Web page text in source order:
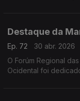
Destaque da
Ep. 72
30 abr. 2026
O Forúm Regional
Ocidental foi